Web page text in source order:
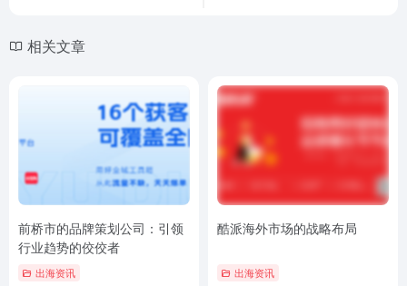
相关文章
前桥市的品牌策划公司：引领
行业趋势的佼佼者
出海资讯
酷派海外市场的战略布局
出海资讯